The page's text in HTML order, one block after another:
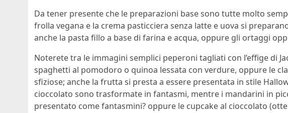
Da tener presente che le preparazioni base sono tutte molto
frolla vegana e la crema pasticciera senza latte e uova si
anche la pasta fillo a base di farina e acqua, oppure gli ortaggi
Noterete tra le immagini semplici peperoni tagliati con l’effige di
spaghetti al pomodoro o quinoa lessata con verdure, oppure le
sfiziose; anche la frutta si presta a essere presentata in stile
cioccolato sono trasformate in fantasmi, mentre i mandarini in
presentato come fantasmini? oppure le cupcake al cioccolato